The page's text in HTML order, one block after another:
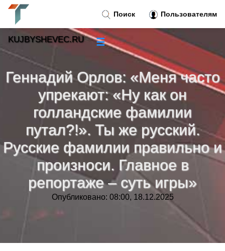
Геннадий Орлов: «Меня часто
упрекают: «Ну как он
голландские фамилии
путал?!». Ты же русский.
Русские фамилии правильно и
произноси. Главное в
репортаже – суть игры»
Опубликовано: 08:00, 18.12.2025
Поиск Пользователям
KUJBYSHEVEC.RU ☰
Тренды новостей »
Рубрики»
Контакт»